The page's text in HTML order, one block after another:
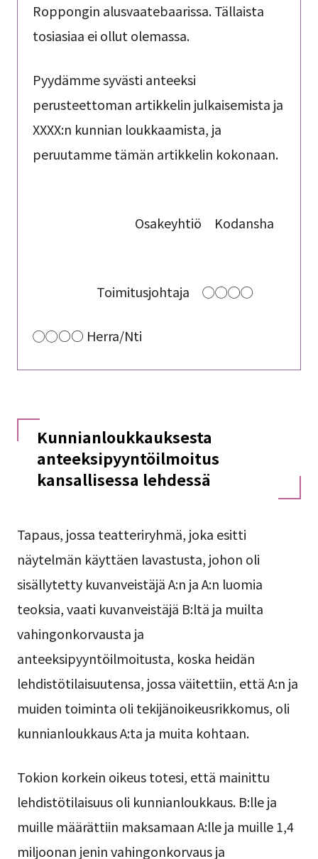
Roppongin alusvaatebaarissa. Tällaista
tosiasiaa ei ollut olemassa.
Pyydämme syvästi anteeksi
perusteettoman artikkelin julkaisemista ja
XXXX:n kunnian loukkaamista, ja
peruutamme tämän artikkelin kokonaan.
Osakeyhtiö Kodansha
Toimitusjohtaja ◯◯◯◯
◯◯○○ Herra/Nti
Kunnianloukkauksesta
anteeksipyyntöilmoitus
kansallisessa lehdessä
Tapaus, jossa teatteriryhmä, joka esitti
näytelmän käyttäen lavastusta, johon oli
sisällytetty kuvanveistäjä A:n ja A:n luomia
teoksia, vaati kuvanveistäjä B:ltä ja muilta
vahingonkorvausta ja
anteeksipyyntöilmoitusta, koska heidän
lehdistötilaisuutensa, jossa väitettiin, että A:n ja
muiden toiminta oli tekijänoikeusrikkomus, oli
kunnianloukkaus A:ta ja muita kohtaan.
Tokion korkein oikeus totesi, että mainittu
lehdistötilaisuus oli kunnianloukkaus. B:lle ja
muille määrättiin maksamaan A:lle ja muille 1,4
miljoonan jenin vahingonkorvaus ja